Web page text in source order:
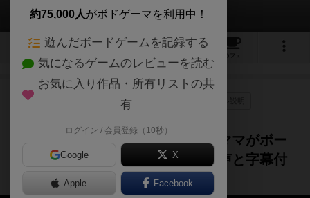
9 1 7
カフェ
作品紹介
《フンギ》にゃんこと一緒に凸凹ママがボー
ドゲームルール説明 ゆっくり音声と字幕付
き動画でていねい解説
約75,000人がボドゲーマを利用中！
遊んだボードゲームを記録する
気になるゲームのレビューを読む
お気に入り作品・所有リストの共
有
ログイン / 会員登録（10秒）
Google X
Apple Facebook